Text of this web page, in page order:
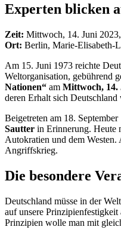
Experten blicken
Zeit: Mittwoch, 14. Juni
Ort: Berlin, Marie-Elisabeth-
Am 15. Juni 1973 reichte
Weltorganisation, gebührend
Nationen“ am Mittwoch, 14.
deren Erhalt sich Deutschland
Beigetreten am 18.
Sautter in Erinnerung. Heute
Autokratien und dem Westen.
Angriffskrieg.
Die besondere
Deutschland müsse in der
auf unsere
Prinzipien wolle man mit